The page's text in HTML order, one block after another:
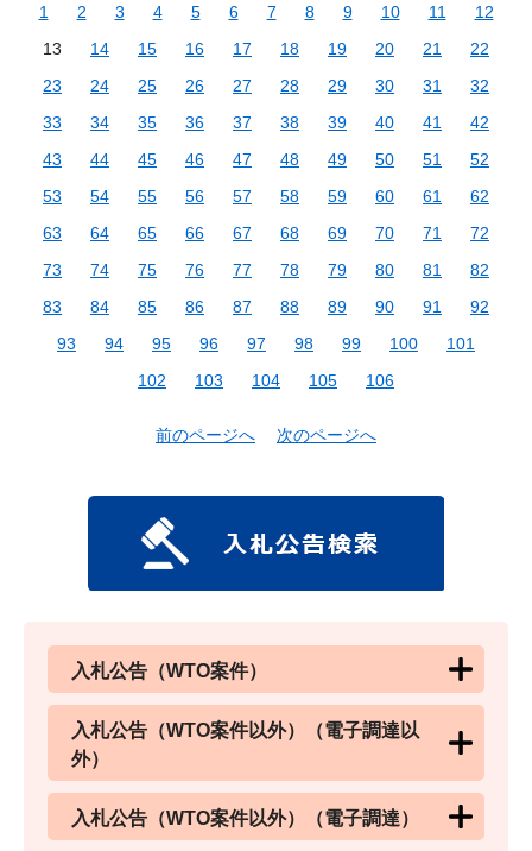
1 2 3 4 5 6 7 8 9 10 11
12
13
14 15 16 17 18 19 20 21
22
23
24 25 26 27 28 29 30 31
32
33
34 35 36 37 38 39 40 41
42
43
44 45 46 47 48 49 50 51
52
53
54 55 56 57 58 59 60 61
62
63
64 65 66 67 68 69 70 71
72
73
74 75 76 77 78 79 80 81
82
83
84 85 86 87 88 89 90 91
92
93
94 95 96 97 98 99 100
101
102
103 104 105 106
前のページへ 次のページへ
入札公告（WTO案件）
入札公告（WTO案件以外）（電子調達以
外）
入札公告（WTO案件以外）（電子調達）